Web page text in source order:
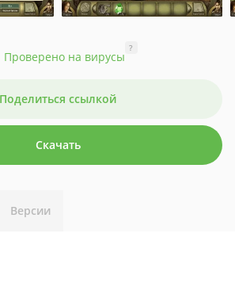
Проверено на вирусы
?
Поделиться ссылкой
Скачать
Версии